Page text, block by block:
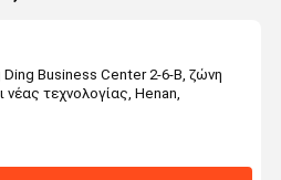
Business Center 2-6-B, ζώνη
τεχνολογίας, Henan,